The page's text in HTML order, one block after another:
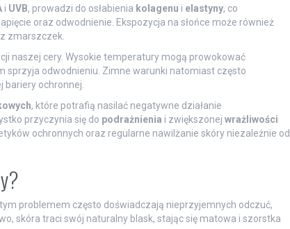
i UVB, prowadzi do osłabienia kolagenu i elastyny, co
oraz odwodnienie. Ekspozycja na słońce może również
zmarszczek.
naszej cery. Wysokie temperatury mogą prowokować
sprzyja odwodnieniu. Zimne warunki natomiast często
bariery ochronnej.
, które potrafią nasilać negatywne działanie
przyczynia się do podrażnienia i zwiększonej wrażliwości
ochronnych oraz regularne nawilżanie skóry niezależnie od
problemem często doświadczają nieprzyjemnych odczuć,
skóra traci swój naturalny blask, stając się matowa i szorstka